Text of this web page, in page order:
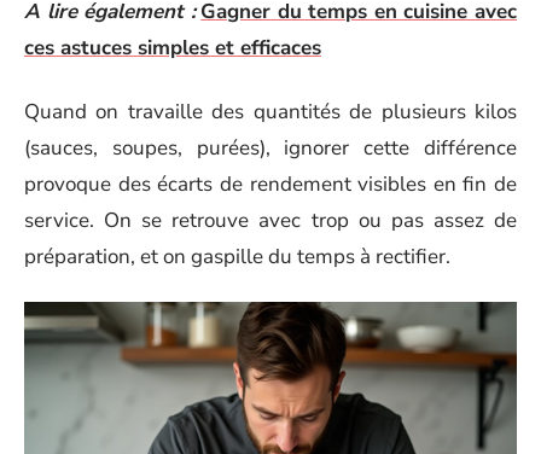
A lire également : Gagner du temps en cuisine avec
ces astuces simples et efficaces
Quand on travaille des quantités de plusieurs kilos
(sauces, soupes, purées), ignorer cette différence
provoque des écarts de rendement visibles en fin de
service. On se retrouve avec trop ou pas assez de
préparation, et on gaspille du temps à rectifier.